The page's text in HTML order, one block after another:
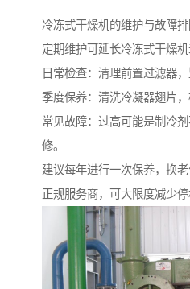
冷冻式干燥机的维护与故障
定期维护可延长冷冻式干燥机
日常检查：清理前置过滤器，
季度保养：清洗冷凝器翅片，
常见故障：过高可能是制冷
修。
建议每年进行一次保养，换
正规服务商，可大限度减少停